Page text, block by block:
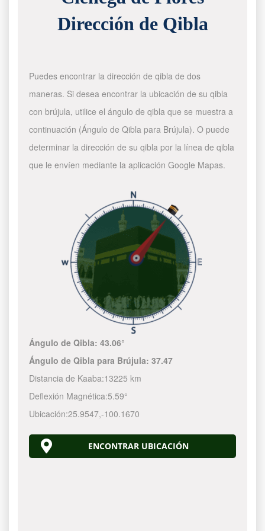
Dirección de Qibla
Puedes encontrar la dirección de qibla de dos
maneras. Si desea encontrar la ubicación de su qibla
con brújula, utilice el ángulo de qibla que se muestra a
continuación (Ángulo de Qibla para Brújula). O puede
determinar la dirección de su qibla por la línea de qibla
que le envíen mediante la aplicación Google Mapas.
Ángulo de Qibla:43.06°
Ángulo de Qibla para Brújula:37.47
Distancia de Kaaba:13225 km
Deflexión Magnética:5.59°
Ubicación:25.9547,-100.1670
ENCONTRAR UBICACIÓN